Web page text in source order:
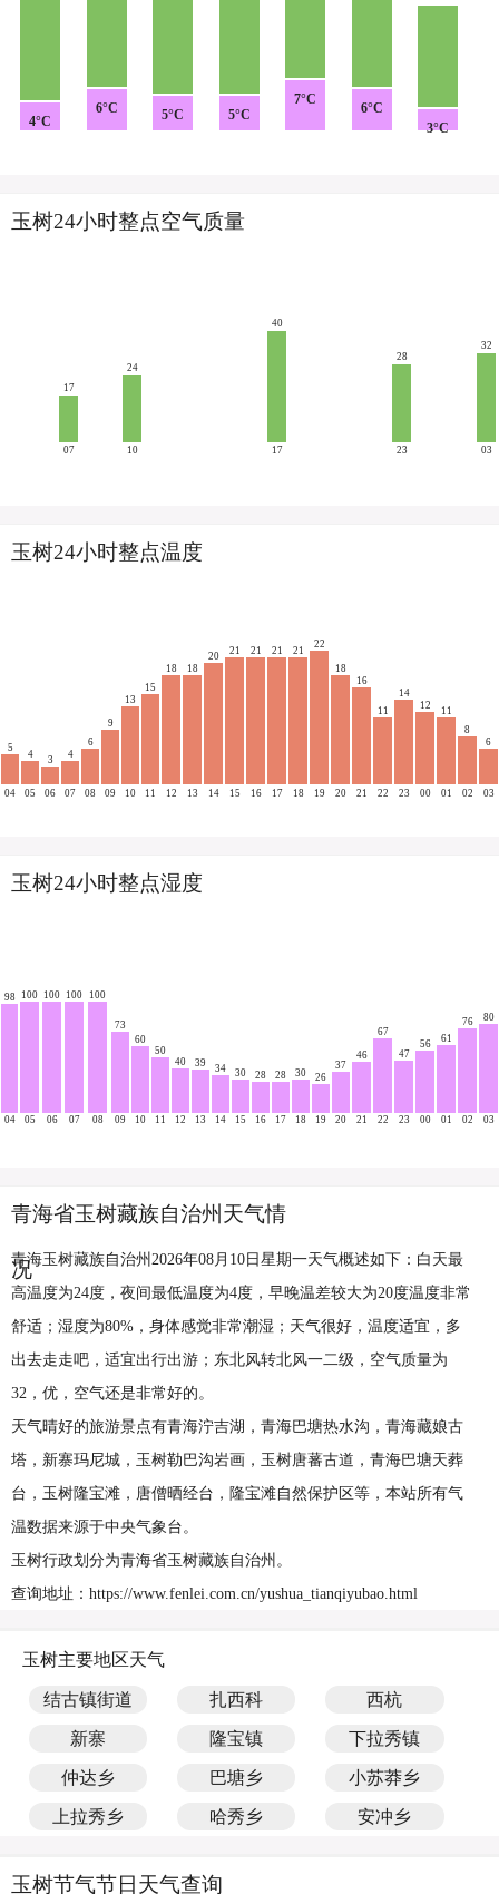
4°C
6°C 5°C 5°C
7°C
6°C
3°C
玉树24小时整点空气质量
17
07
24
10
40
17
28
23
32
03
玉树24小时整点温度
5
04
4
05
3
06
4
07
6
08
9
09
13
10
15
11
18
12
18
13
20
14
21
15
21
16
21
17
21
18
22
19
18
20
16
21
11
22
14
23
12
00
11
01
8
02
6
03
玉树24小时整点湿度
98
04
100
05
100
06
100
07
100
08
73
09
60
10
50
11
40
12
39
13
34
14
30
15
28
16
28
17
30
18
26
19
37
20
46
21
67
22
47
23
56
00
61
01
76
02
80
03
青海省玉树藏族自治州天气情
况
青海玉树藏族自治州2026年08月10日星期一天气概述如下：白天最
高温度为24度，夜间最低温度为4度，早晚温差较大为20度温度非常
舒适；湿度为80%，身体感觉非常潮湿；天气很好，温度适宜，多
出去走走吧，适宜出行出游；东北风转北风一二级，空气质量为
32，优，空气还是非常好的。
天气晴好的旅游景点有青海泞吉湖，青海巴塘热水沟，青海藏娘古
塔，新寨玛尼城，玉树勒巴沟岩画，玉树唐蕃古道，青海巴塘天葬
台，玉树隆宝滩，唐僧晒经台，隆宝滩自然保护区等，本站所有气
温数据来源于中央气象台。
玉树行政划分为青海省玉树藏族自治州。
查询地址：https://www.fenlei.com.cn/yushua_tianqiyubao.html
玉树主要地区天气
结古镇街道 扎西科 西杭
新寨 隆宝镇 下拉秀镇
仲达乡 巴塘乡 小苏莽乡
上拉秀乡 哈秀乡 安冲乡
玉树节气节日天气查询